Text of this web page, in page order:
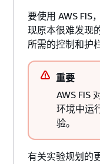
要使用 AWS FIS
现原本很难发现
所需的控制和护
重要
AWS FIS
环境中运
验。
有关实验规划的